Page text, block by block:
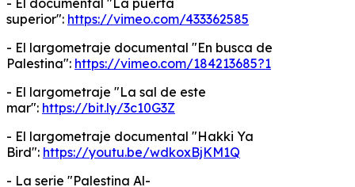
- El documental "La puerta
superior": https://vimeo.com/433362585
- El largometraje documental "En busca de
Palestina": https://vimeo.com/184213685?1
- El largometraje "La sal de este
mar": https://bit.ly/3c10G3Z
- El largometraje documental "Hakki Ya
Bird": https://youtu.be/wdkoxBjKM1Q
- La serie "Palestina Al-